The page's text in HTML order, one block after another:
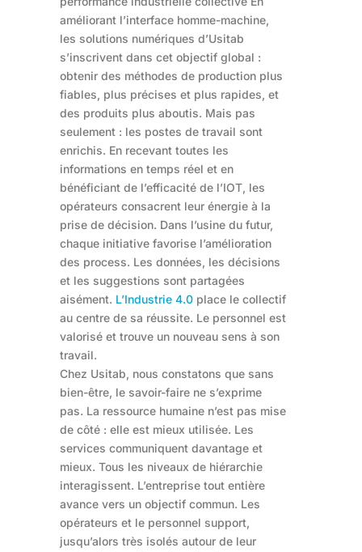
améliorant l’interface homme-machine,
les solutions numériques d’Usitab
s’inscrivent dans cet objectif global :
obtenir des méthodes de production plus
fiables, plus précises et plus rapides, et
des produits plus aboutis. Mais pas
seulement : les postes de travail sont
enrichis. En recevant toutes les
informations en temps réel et en
bénéficiant de l’efficacité de l’IOT, les
opérateurs consacrent leur énergie à la
prise de décision. Dans l’usine du futur,
chaque initiative favorise l’amélioration
des process. Les données, les décisions
et les suggestions sont partagées
aisément. L’Industrie 4.0 place le collectif
au centre de sa réussite. Le personnel est
valorisé et trouve un nouveau sens à son
travail.
Chez Usitab, nous constatons que sans
bien-être, le savoir-faire ne s’exprime
pas. La ressource humaine n’est pas mise
de côté : elle est mieux utilisée. Les
services communiquent davantage et
mieux. Tous les niveaux de hiérarchie
interagissent. L’entreprise tout entière
avance vers un objectif commun. Les
opérateurs et le personnel support,
jusqu’alors très isolés autour de leur